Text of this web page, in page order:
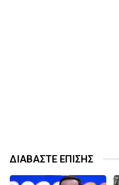
ΔΙΑΒΑΣΤΕ ΕΠΙΣΗΣ